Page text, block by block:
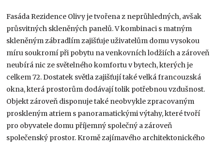
Fasáda Rezidence Olivy je tvořena z neprůhledných, avšak
průsvitných skleněných panelů. V kombinaci s matným
skleněným zábradlím zajišťuje uživatelům domu vysokou
míru soukromí při pobytu na venkovních lodžiích a zároveň
neubírá nic ze světelného komfortu v bytech, kterých je
celkem 72. Dostatek světla zajišťují také velká francouzská
okna, která prostorům dodávají tolik potřebnou vzdušnost.
Objekt zároveň disponuje také neobvykle zpracovaným
proskleným atriem s panoramatickými výtahy, které tvoří
pro obyvatele domu příjemný společný a zároveň
společenský prostor. Kromě zajímavého architektonického